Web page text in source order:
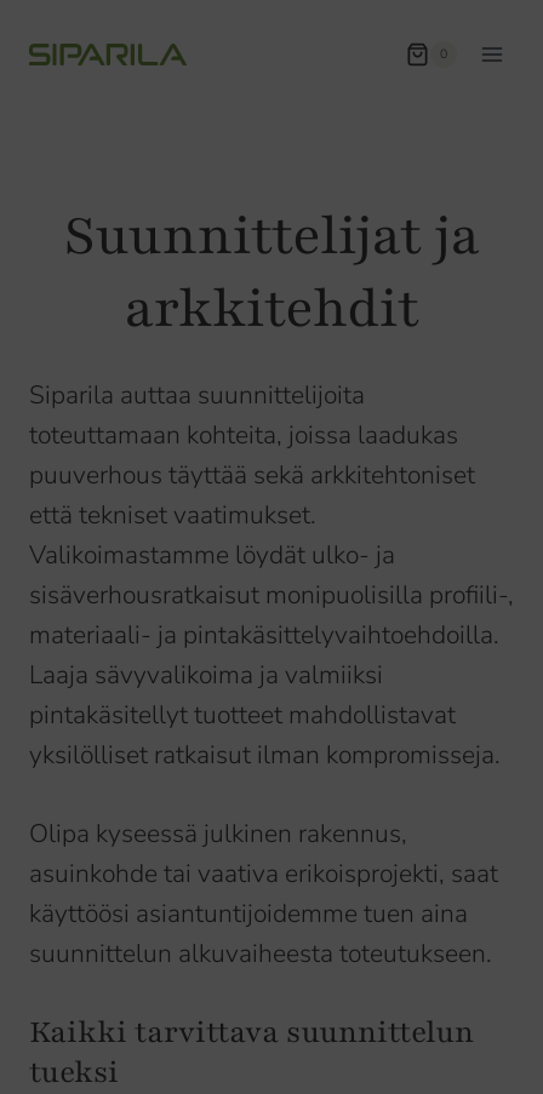
sisältöön
0
Suunnittelijat ja
arkkitehdit
Siparila auttaa suunnittelijoita
toteuttamaan kohteita, joissa laadukas
puuverhous täyttää sekä arkkitehtoniset
että tekniset vaatimukset.
Valikoimastamme löydät ulko- ja
sisäverhousratkaisut monipuolisilla profiili-,
materiaali- ja pintakäsittelyvaihtoehdoilla.
Laaja sävyvalikoima ja valmiiksi
pintakäsitellyt tuotteet mahdollistavat
yksilölliset ratkaisut ilman kompromisseja.
Olipa kyseessä julkinen rakennus,
asuinkohde tai vaativa erikoisprojekti, saat
käyttöösi asiantuntijoidemme tuen aina
suunnittelun alkuvaiheesta toteutukseen.
Kaikki tarvittava suunnittelun
tueksi